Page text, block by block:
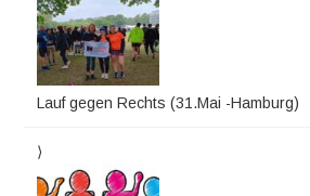
Lauf gegen Rechts (31.Mai -Hamburg)